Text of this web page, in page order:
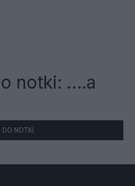
notki: ….a
DO NOTKI